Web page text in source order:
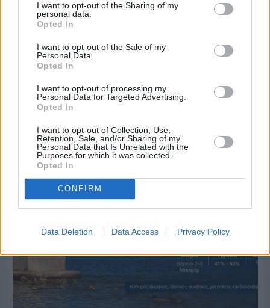
I want to opt-out of the Sharing of my
personal data.
Opted In
I want to opt-out of the Sale of my
Personal Data.
Opted In
I want to opt-out of processing my
Personal Data for Targeted Advertising.
Opted In
I want to opt-out of Collection, Use,
Retention, Sale, and/or Sharing of my
Personal Data that Is Unrelated with the
Purposes for which it was collected.
Opted In
CONFIRM
Data Deletion Data Access Privacy Policy
70 χρόνια ιστορίας και συγκίνησης για το
Ανδρεάδειο Γυμνάσιο Βροντάδου